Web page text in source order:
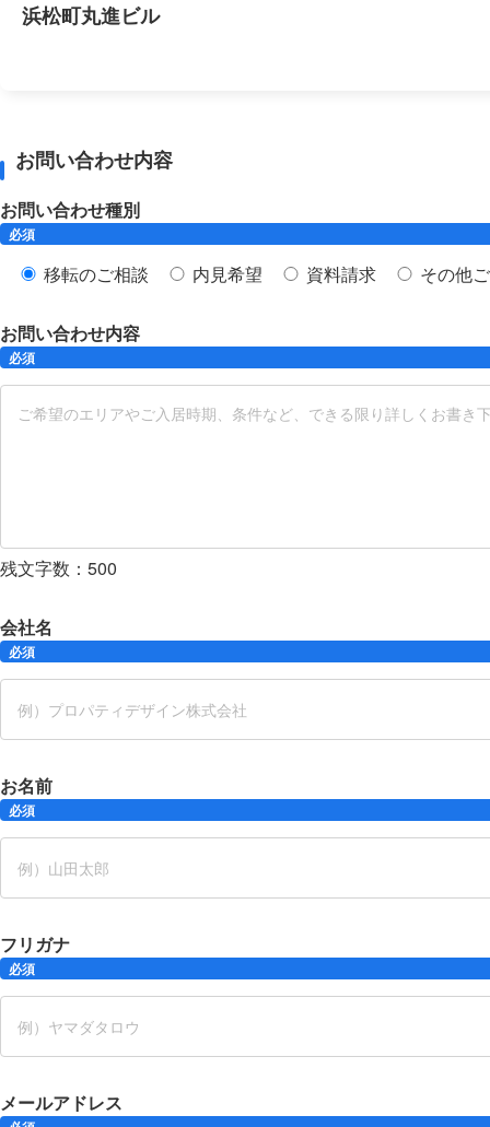
浜松町丸進ビル
お問い合わせ内容
お問い合わせ種別
必須
移転のご相談 内見希望 資料請求 その他
お問い合わせ内容
必須
残文字数： 500
会社名
必須
お名前
必須
フリガナ
必須
メールアドレス